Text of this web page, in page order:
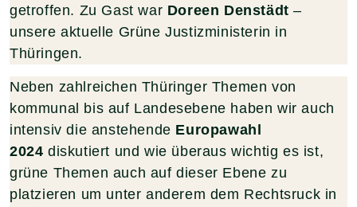
getroffen. Zu Gast war Doreen Denstädt –
unsere aktuelle Grüne Justizministerin in
Thüringen.
Neben zahlreichen Thüringer Themen von
kommunal bis auf Landesebene haben wir auch
intensiv die anstehende Europawahl
2024 diskutiert und wie überaus wichtig es ist,
grüne Themen auch auf dieser Ebene zu
platzieren um unter anderem dem Rechtsruck in